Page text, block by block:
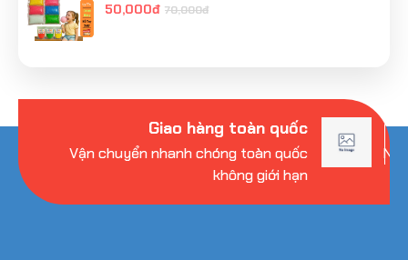
50,000đ 70,000đ
Giao hàng toàn quốc
Vận chuyển nhanh chóng toàn quốc
không giới hạn